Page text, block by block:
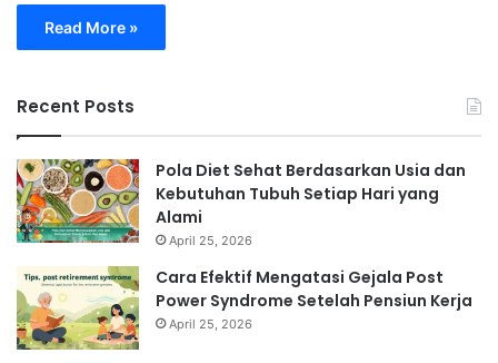
Read More »
Recent Posts
Pola Diet Sehat Berdasarkan Usia dan
Kebutuhan Tubuh Setiap Hari yang
Alami
April 25, 2026
Cara Efektif Mengatasi Gejala Post
Power Syndrome Setelah Pensiun Kerja
April 25, 2026